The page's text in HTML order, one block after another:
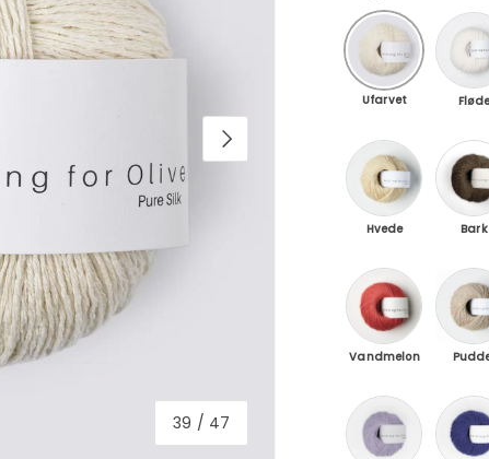
39 / 47
Ufarvet /
Ufarvet Fløde
Hvede / Wheat
Hvede
Bark
Bark
Vandmelon /
Vandmelon
Enhjørning lilla